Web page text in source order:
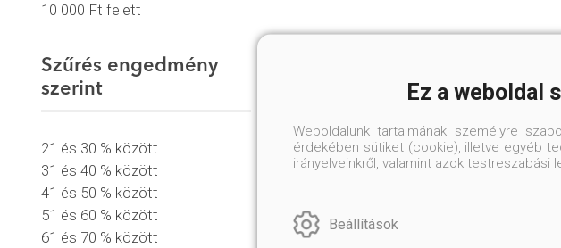
10 000 Ft felett
Szűrés engedmény
szerint
21 és 30 % között
31 és 40 % között
41 és 50 % között
51 és 60 % között
61 és 70 % között
Ez a weboldal
Weboldalunk tartalmának személyre
érdekében sütiket (cookie), illetve egyéb
irányelveinkről, valamint azok
Beállítások